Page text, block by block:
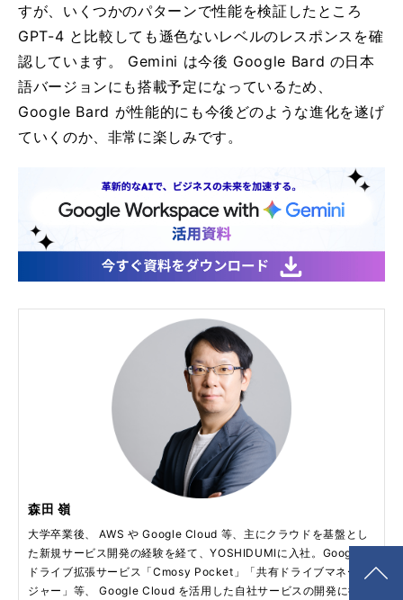
すが、いくつかのパターンで性能を検証したところ
GPT-4 と比較しても遜色ないレベルのレスポンスを確
認しています。 Gemini は今後 Google Bard の日本
語バージョンにも搭載予定になっているため、
Google Bard が性能的にも今後どのような進化を遂げ
ていくのか、非常に楽しみです。
森田 嶺
大学卒業後、 AWS や Google Cloud 等、主にクラウドを基盤とし
た新規サービス開発の経験を経て、YOSHIDUMIに入社。Google
ドライブ拡張サービス「Cmosy Pocket」「共有ドライブマネー
ジャー」等、 Google Cloud を活用した自社サービスの開発に従